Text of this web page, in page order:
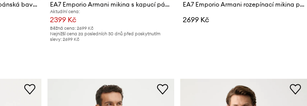
EA7 Emporio Armani mikina pánská bavlněná EA7 Emporio Armani mikina s kapucí pánská bavlněná s elastanem
Aktuální cena:
2399 Kč
Běžná cena: 2699 Kč
Nejnižší cena za posledních 30 dnů před poskytnutím
slevy: 2699 Kč
EA7 Emporio Armani rozepínací mikina pánská s bavlnou
2699 Kč